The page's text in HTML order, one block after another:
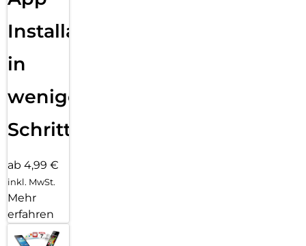
Installation
in
wenigen
Schritten
ab 4,99 €
inkl. MwSt.
Mehr
erfahren